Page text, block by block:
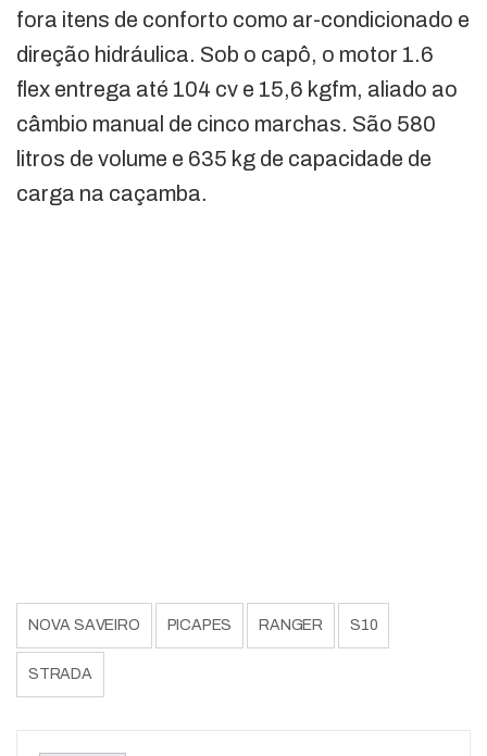
fora itens de conforto como ar-condicionado e
direção hidráulica. Sob o capô, o motor 1.6
flex entrega até 104 cv e 15,6 kgfm, aliado ao
câmbio manual de cinco marchas. São 580
litros de volume e 635 kg de capacidade de
carga na caçamba.
NOVA SAVEIRO PICAPES RANGER S10
STRADA